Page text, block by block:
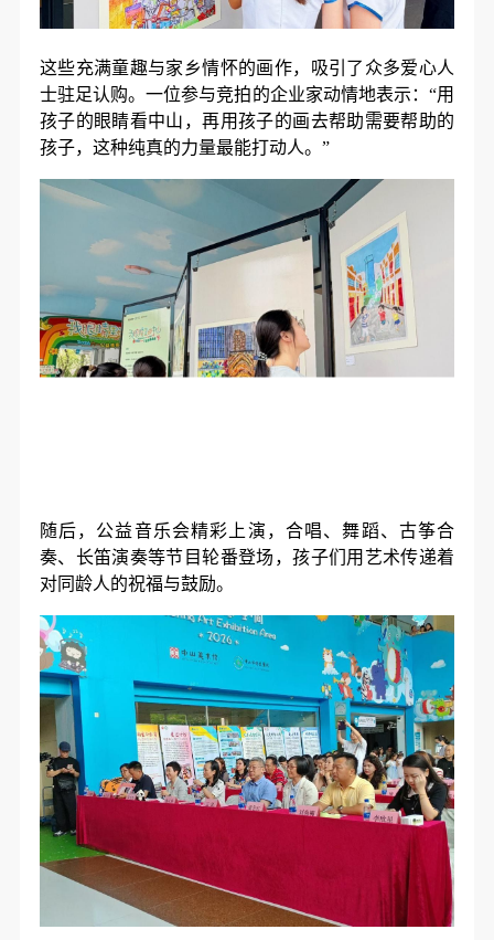
这些充满童趣与家乡情怀的画作，吸引了众多爱心人
士驻足认购。一位参与竞拍的企业家动情地表示：“用
孩子的眼睛看中山，再用孩子的画去帮助需要帮助的
孩子，这种纯真的力量最能打动人。”
随后，公益音乐会精彩上演，合唱、舞蹈、古筝合
奏、长笛演奏等节目轮番登场，孩子们用艺术传递着
对同龄人的祝福与鼓励。